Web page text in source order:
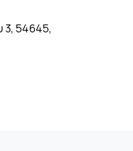
3, 54645,